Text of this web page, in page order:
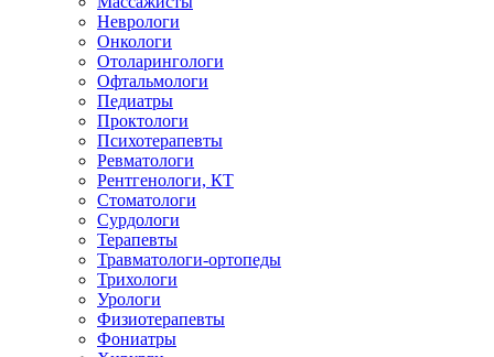
Неврологи
Онкологи
Отоларингологи
Офтальмологи
Педиатры
Проктологи
Психотерапевты
Ревматологи
Рентгенологи, КТ
Стоматологи
Сурдологи
Терапевты
Травматологи-ортопеды
Трихологи
Урологи
Физиотерапевты
Фониатры